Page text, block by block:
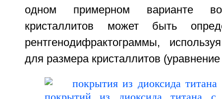
одном примерном варианте
кристаллитов может быть
рентгенодифрактограммы,
для размера кристаллитов